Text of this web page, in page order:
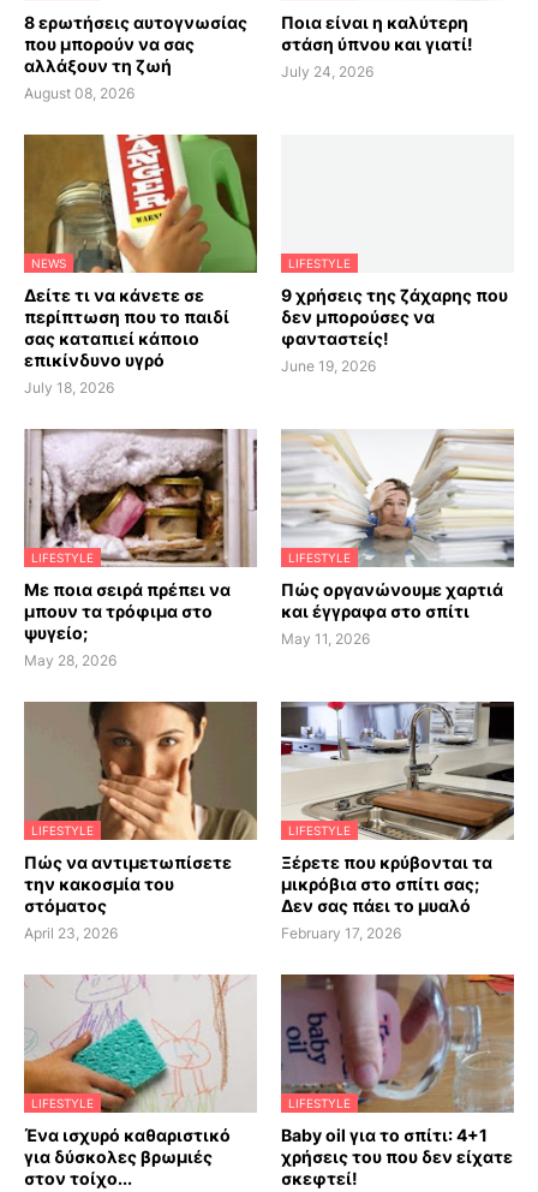
8 ερωτήσεις αυτογνωσίας
που μπορούν να σας
αλλάξουν τη ζωή
August 08, 2026
Ποια είναι η καλύτερη
στάση ύπνου και γιατί!
July 24, 2026
NEWS
Δείτε τι να κάνετε σε
περίπτωση που το παιδί
σας καταπιεί κάποιο
επικίνδυνο υγρό
July 18, 2026
LIFESTYLE
9 χρήσεις της ζάχαρης που
δεν μπορούσες να
φανταστείς!
June 19, 2026
LIFESTYLE
Με ποια σειρά πρέπει να
μπουν τα τρόφιμα στο
ψυγείο;
May 28, 2026
LIFESTYLE
Πώς οργανώνουμε χαρτιά
και έγγραφα στο σπίτι
May 11, 2026
LIFESTYLE
Πώς να αντιμετωπίσετε
την κακοσμία του
στόματος
April 23, 2026
LIFESTYLE
Ξέρετε που κρύβονται τα
μικρόβια στο σπίτι σας;
Δεν σας πάει το μυαλό
February 17, 2026
LIFESTYLE
Ένα ισχυρό καθαριστικό
για δύσκολες βρωμιές
στον τοίχο...
LIFESTYLE
Baby oil για το σπίτι: 4+1
χρήσεις του που δεν είχατε
σκεφτεί!